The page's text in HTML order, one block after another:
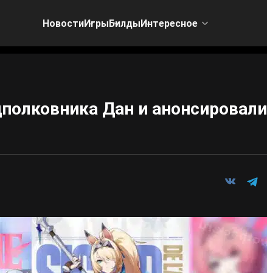
НовостиИгрыБилдыИнтересное
Дан и анонсировали